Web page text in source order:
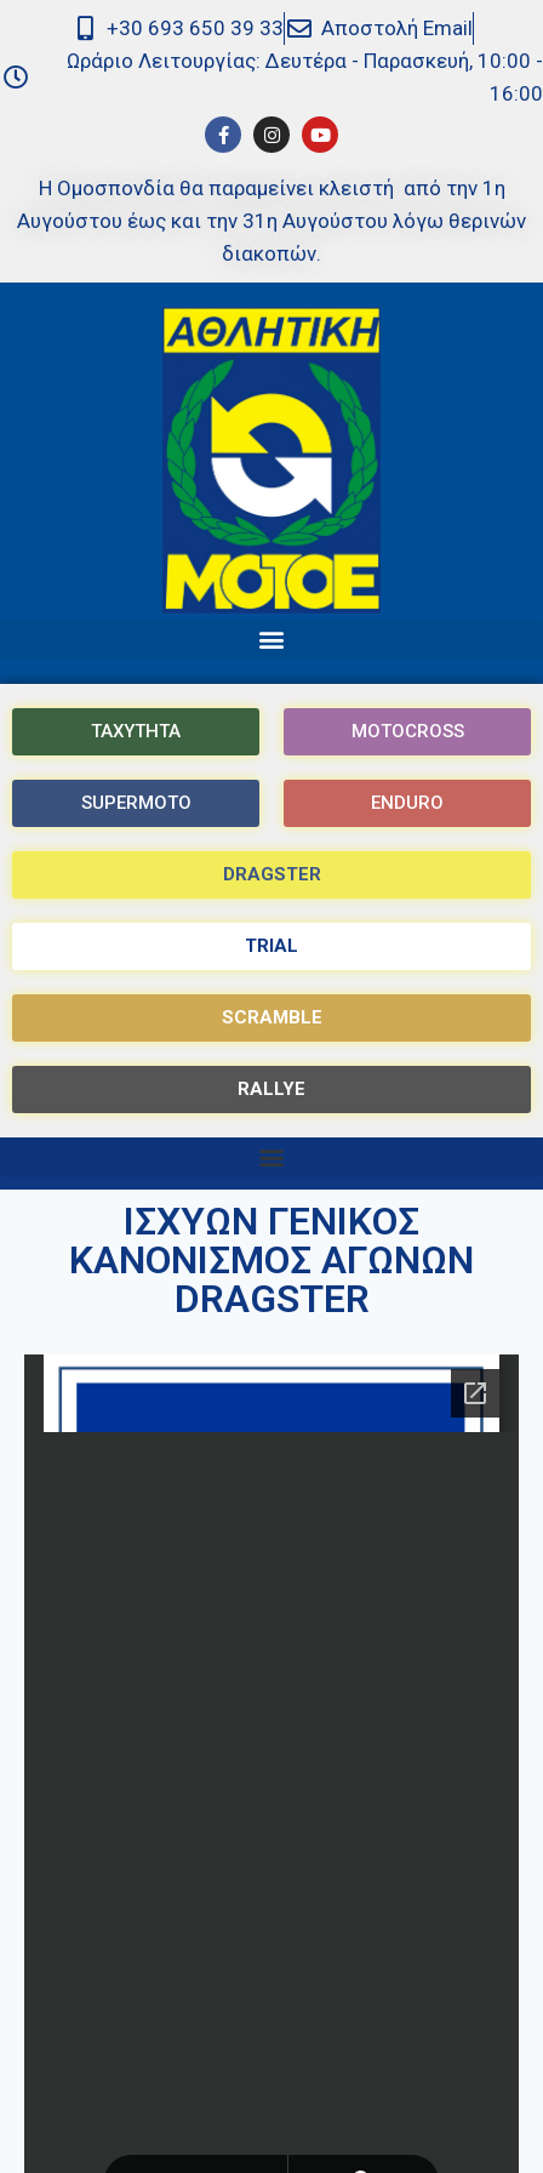
+30 693 650 39 33
Αποστολή Email
Ωράριο Λειτουργίας: Δευτέρα - Παρασκευή, 10:00 -
16:00
Η Ομοσπονδία θα παραμείνει κλειστή από την 1η
Αυγούστου έως και την 31η Αυγούστου λόγω θερινών
διακοπών.
ΤΑΧΥΤΗΤΑ MOTOCROSS
SUPERMOTO ENDURO
DRAGSTER
TRIAL
SCRAMBLE
RALLYE
ΙΣΧΥΩΝ ΓΕΝΙΚΟΣ
ΚΑΝΟΝΙΣΜΟΣ ΑΓΩΝΩΝ
DRAGSTER